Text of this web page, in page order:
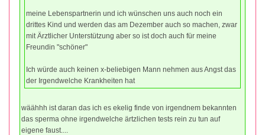
meine Lebenspartnerin und ich wünschen uns auch noch ein
drittes Kind und werden das am Dezember auch so machen, zwar
mit Ärztlicher Unterstützung aber so ist doch auch für meine
Freundin "schöner"
Ich würde auch keinen x-beliebigen Mann nehmen aus Angst das
der Irgendwelche Krankheiten hat
wäähhh ist daran das ich es ekelig finde von irgendnem bekannten
das sperma ohne irgendwelche ärtzlichen tests rein zu tun auf
eigene faust....